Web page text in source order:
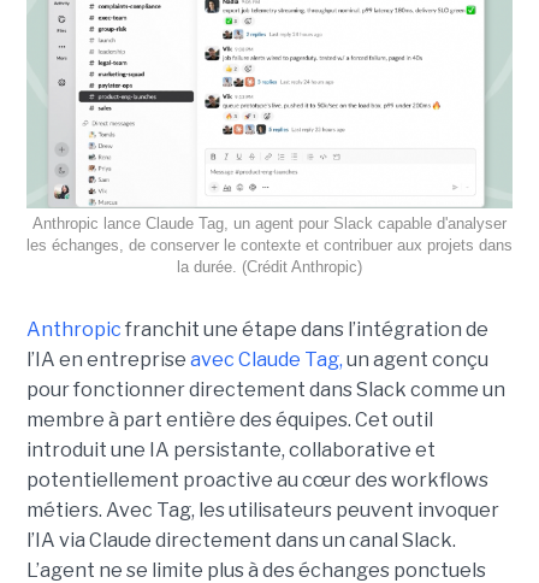
Anthropic lance Claude Tag, un agent pour Slack capable d'analyser
les échanges, de conserver le contexte et contribuer aux projets dans
la durée. (Crédit Anthropic)
Anthropic franchit une étape dans l’intégration de
l’IA en entreprise avec Claude Tag, un agent conçu
pour fonctionner directement dans Slack comme un
membre à part entière des équipes. Cet outil
introduit une IA persistante, collaborative et
potentiellement proactive au cœur des workflows
métiers. Avec Tag, les utilisateurs peuvent invoquer
l’IA via Claude directement dans un canal Slack.
L’agent ne se limite plus à des échanges ponctuels